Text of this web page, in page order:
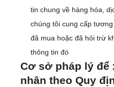
tin chung về hàng hóa,
chúng tôi cung cấp
đã mua hoặc đã hỏi trừ
thông tin đó
Cơ sở pháp lý
nhân theo Quy